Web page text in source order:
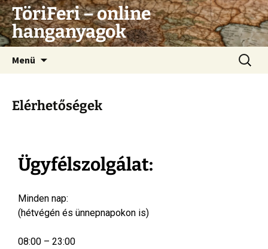
TöriFeri – online
hanganyagok
Menü
Elérhetőségek
Ügyfélszolgálat:
Minden nap:
(hétvégén és ünnepnapokon is)
08:00 – 23:00